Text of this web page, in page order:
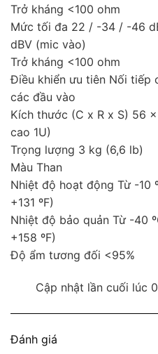
Trở kháng <100 ohm
Mức tối đa 22 / -34 / -46
dBV (mic vào)
Trở kháng <100 ohm
Điều khiển ưu tiên Nối tiếp
các đầu vào
Kích thước (C x R x S) 56
cao 1U)
Trọng lượng 3 kg (6,6 lb)
Màu Than
Nhiệt độ hoạt động Từ -10
+131 ºF)
Nhiệt độ bảo quản Từ -40
+158 ºF)
Độ ẩm tương đối <95%
Cập nhật lần cuối lúc
Đánh giá